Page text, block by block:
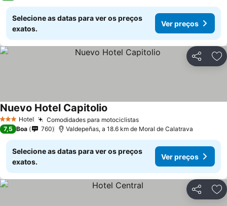
Selecione as datas para ver os preços
exatos.
Ver preços
Partilhar
3 EstrelasHotel Comodidades para motociclistas
Nuevo Hotel Capitolio
7,5 Boa 760 Valdepeñas, a 18.6 km de Moral de Calatrava
Selecione as datas para ver os preços
exatos.
Ver preços
Partilhar